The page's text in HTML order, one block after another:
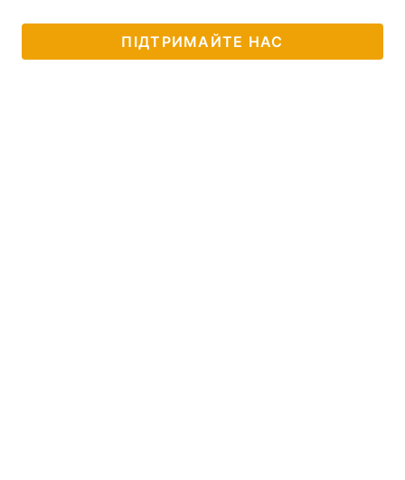
ПІДТРИМАЙТЕ НАС